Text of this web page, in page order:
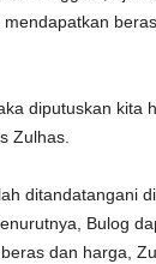
diputuskan kita
Zulhas.
ditandatangani
Bulog
dan harga,